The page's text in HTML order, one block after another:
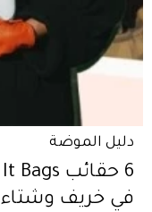
دليل الموضة
في خريف وشتاء 2021-2022